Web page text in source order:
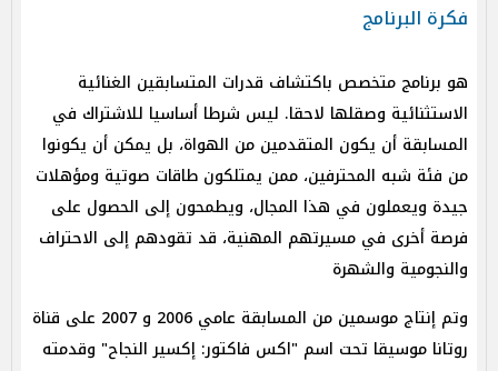
فكرة البرنامج
هو برنامج متخصص باكتشاف قدرات المتسابقين الغنائية
الاستثنائية وصقلها لاحقا. ليس شرطا أساسيا للاشتراك في
المسابقة أن يكون المتقدمين من الهواة، بل يمكن أن يكونوا
من فئة شبه المحترفين، ممن يمتلكون طاقات صوتية ومؤهلات
جيدة ويعملون في هذا المجال، ويطمحون إلى الحصول على
فرصة أخرى في مسيرتهم المهنية، قد تقودهم إلى الاحتراف
والنجومية والشهرة
وتم إنتاج موسمين من المسابقة عامي 2006 و 2007 على قناة
روتانا موسيقا تحت اسم "اكس فاكتور: إكسير النجاح" وقدمته